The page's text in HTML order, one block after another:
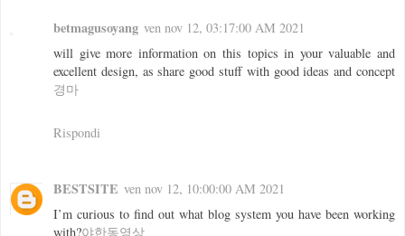
betmagusoyang ven nov 12, 03:17:00 AM 2021
will give more information on this topics in your valuable and
excellent design, as share good stuff with good ideas and concept
경마
Rispondi
BESTSITE ven nov 12, 10:00:00 AM 2021
I’m curious to find out what blog system you have been working
with?야한동영상